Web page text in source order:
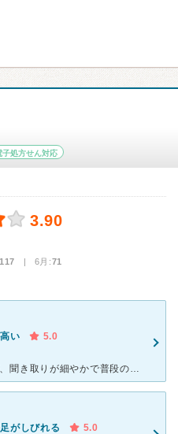
子処方せん対応
3.90
117 | 6月:71
い
5.0
高血圧と通風で通院していますが、聞き取りが細やかで普段の生活から的確なアドバイスをくださいます。投薬も的確で血圧は現在安定しており尿酸値も正常です。糖尿病の専門医でもあり血糖コントロールのアドバイスも
がしびれる
5.0